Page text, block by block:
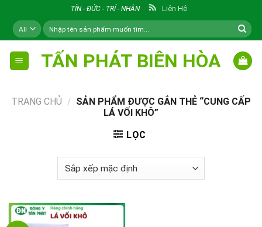
content
TÍN - ĐỨC - TRÍ - NHÂN Liên Hệ
Tìm
kiếm:
TẤN PHÁT BIÊN HÒA
TRANG CHỦ / SẢN PHẨM ĐƯỢC GẮN THẺ “CUNG CẤP
LÁ VỐI KHÔ”
LỌC